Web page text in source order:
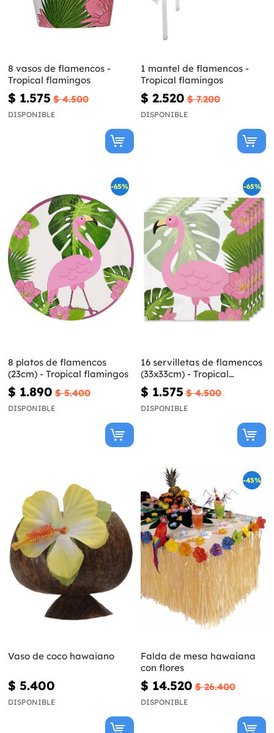
8 vasos de flamencos -
Tropical flamingos
$ 1.575 $ 4.500
DISPONIBLE
1 mantel de flamencos -
Tropical flamingos
$ 2.520 $ 7.200
DISPONIBLE
-65%
8 platos de flamencos
(23cm) - Tropical flamingos
$ 1.890 $ 5.400
DISPONIBLE
-65%
16 servilletas de flamencos
(33x33cm) - Tropical
flamingos
$ 1.575 $ 4.500
DISPONIBLE
Vaso de coco hawaiano
$ 5.400
DISPONIBLE
-45%
Falda de mesa hawaiana
con flores
$ 14.520 $ 26.400
DISPONIBLE